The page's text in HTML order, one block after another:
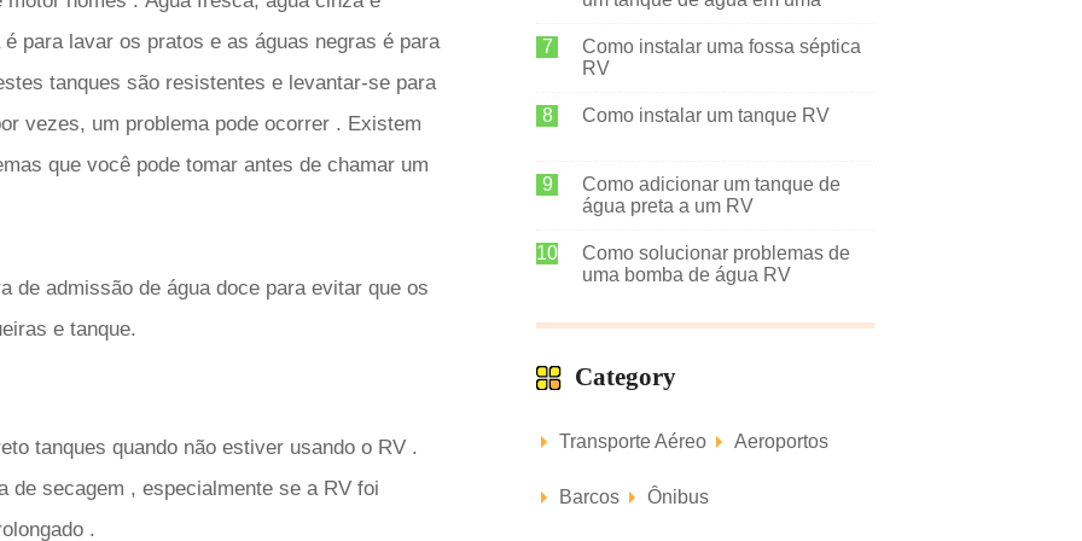
para lavar os pratos e as águas negras é para
tanques são resistentes e levantar-se para
vezes, um problema pode ocorrer . Existem
que você pode tomar antes de chamar um
de admissão de água doce para evitar que os
e tanque.
tanques quando não estiver usando o RV .
de secagem , especialmente se a RV foi
.
Como instalar uma fossa séptica
RV
Como instalar um tanque RV
Como adicionar um tanque de
água preta a um RV
Como solucionar problemas de
uma bomba de água RV
Category
Transporte Aéreo Aeroportos
Barcos Ônibus